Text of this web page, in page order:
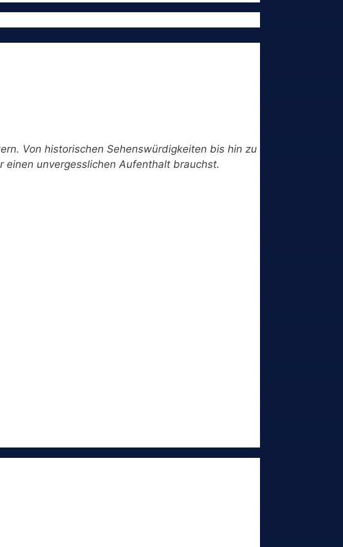
Von historischen Sehenswürdigkeiten bis hin zu
unvergesslichen Aufenthalt brauchst.